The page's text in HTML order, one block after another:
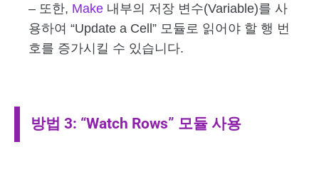
– 또한, Make 내부의 저장 변수(Variable)를 사
용하여 “Update a Cell” 모듈로 읽어야 할 행 번
호를 증가시킬 수 있습니다.
방법 3: “Watch Rows” 모듈 사용